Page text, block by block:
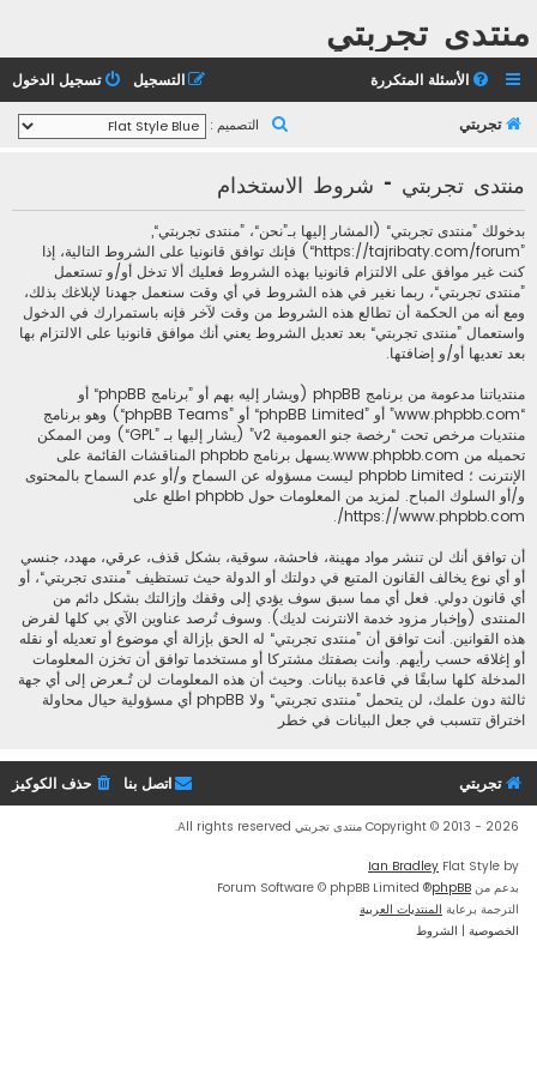
منتدى تجربتي
الأسئلة المتكررة تسجيل الدخول التسجيل
تجربتي التصميم :
ث
منتدى تجربتي - شروط الاستخدام
بدخولك ”منتدى تجربتي“ (المشار إليها بـ”نحن“، ”منتدى تجربتي“,
”https://tajribaty.com/forum“) فإنك توافق قانونيا على الشروط التالية، إذا
كنت غير موافق على الالتزام قانونيا بهذه الشروط فعليك ألا تدخل أو/و تستعمل
”منتدى تجربتي“، ربما نغير في هذه الشروط في أي وقت سنعمل جهدنا لإبلاغك بذلك،
ومع أنه من الحكمة أن تطالع هذه الشروط من وقت لآخر فإنه باستمرارك في الدخول
واستعمال ”منتدى تجربتي“ بعد تعديل الشروط يعني أنك موافق قانونيا على الالتزام بها
بعد تعديها أو/و إضافتها.
منتدياتنا مدعومة من برنامج phpBB (ويشار إليه بهم أو ”برنامج phpBB“ أو
“www.phpbb.com” أو ”phpBB Limited“ أو ”phpBB Teams“) وهو برنامج
منتديات مرخص تحت “رخصة جنو العمومية v2
” (يشار إليها بـ ”GPL“) ومن الممكن
تحميله من www.phpbb.com
.يسهل برنامج phpbb المناقشات القائمة على
الإنترنت ؛ phpbb Limited ليست مسؤوله عن السماح و/أو عدم السماح بالمحتوى
و/أو السلوك المباح. لمزيد من المعلومات حول phpbb اطلع على
https://www.phpbb.com/
.
أن توافق أنك لن تنشر مواد مهينة، فاحشة، سوقية، بشكل قذف، عرقي، مهدد، جنسي
أو أي نوع يخالف القانون المتبع في دولتك أو الدولة حيث تستظيف ”منتدى تجربتي“، أو
أي قانون دولي. فعل أي مما سبق سوف يؤدي إلى وقفك وإزالتك بشكل دائم من
المنتدى (وإخبار مزود خدمة الانترنت لديك). وسوف تُرصد عناوين الآي بي كلها لفرض
هذه القوانين. أنت توافق أن ”منتدى تجربتي“ له الحق بإزالة أي موضوع أو تعديله أو نقله
أو إغلاقه حسب رأيهم. وأنت بصفتك مشتركا أو مستخدما توافق أن تخزن المعلومات
المدخلة كلها سابقًا في قاعدة بيانات. وحيث أن هذه المعلومات لن تُـعرض إلى أي جهة
ثالثة دون علمك، لن يتحمل ”منتدى تجربتي“ ولا phpBB أي مسؤولية حيال محاولة
اختراق تتسبب في جعل البيانات في خطر
تجربتي حذف الكوكيز اتصل بنا
Copyright © 2013 - 2026 منتدى تجربتي All rights reserved.
Flat Style by
Ian Bradley
بدعم من phpBB
® Forum Software © phpBB Limited
الترجمة برعاية المنتديات العربية
الخصوصية | الشروط